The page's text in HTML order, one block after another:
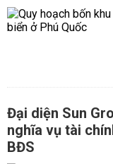
Đại diện Sun
nghĩa vụ tài
BĐS